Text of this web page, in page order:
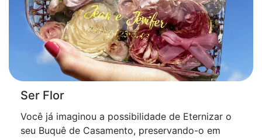
Ser Flor
Você já imaginou a possibilidade de Eternizar o
seu Buquê de Casamento, preservando-o em